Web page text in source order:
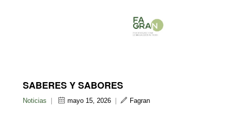
SABERES Y SABORES
Noticias mayo 15, 2026 Fagran